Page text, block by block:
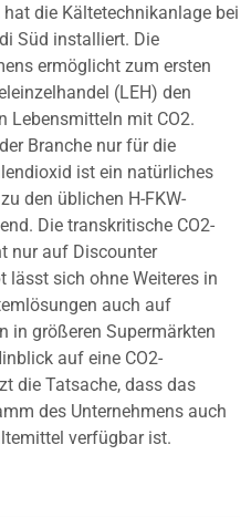
die Kältetechnikanlage bei
Süd installiert. Die
ermöglicht zum ersten
(LEH) den
Lebensmitteln mit CO2.
Branche nur für die
ist ein natürliches
den üblichen H-FKW-
Die transkritische CO2-
nur auf Discounter
lässt sich ohne Weiteres in
auch auf
in größeren Supermärkten
auf eine CO2-
die Tatsache, dass das
des Unternehmens auch
verfügbar ist.